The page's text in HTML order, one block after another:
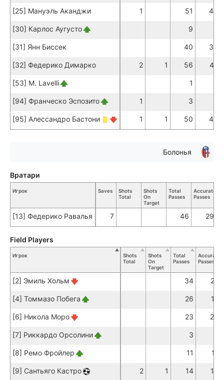
[25] Мануэль Аканджи 1 51 43
[30] Карлос Аугусто 9
[31] Янн Биссек 40 35
[32] Федерико Димарко 2 1 56 42
[53] M. Lavelli 1
[94] Франческо Эспозито 1 3
[95] Алессандро Бастони 1 1 50 48
Болонья
Игрок Saves
Shots
Total
Shots
On
Target
Total
Passes
Accurate
Passes
[13] Федерико Равалья 7 46 29
Вратари
Игрок
Shots
Total
Shots
On
Target
Total
Passes
Accurate
Passes
[2] Эмиль Хольм 34 27
[4] Томмазо Побега 26 17
[6] Никола Моро 23 20
[7] Риккардо Орсолини 3
[8] Ремо Фройлер 11 11
[9] Сантьяго Кастро 2 1 14 13
Field Players